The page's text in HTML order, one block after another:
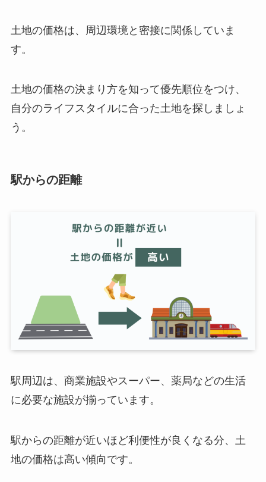
土地の価格は、周辺環境と密接に関係していま
す。
土地の価格の決まり方を知って優先順位をつけ、
自分のライフスタイルに合った土地を探しましょ
う。
駅からの距離
駅周辺は、商業施設やスーパー、薬局などの生活
に必要な施設が揃っています。
駅からの距離が近いほど利便性が良くなる分、土
地の価格は高い傾向です。